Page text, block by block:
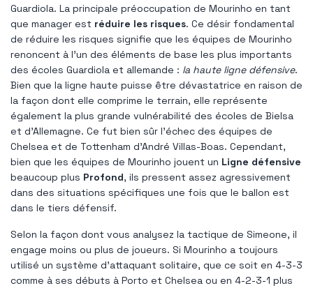
Guardiola. La principale préoccupation de Mourinho en tant
que manager est réduire les risques. Ce désir fondamental
de réduire les risques signifie que les équipes de Mourinho
renoncent à l'un des éléments de base les plus importants
des écoles Guardiola et allemande : la haute ligne défensive.
Bien que la ligne haute puisse être dévastatrice en raison de
la façon dont elle comprime le terrain, elle représente
également la plus grande vulnérabilité des écoles de Bielsa
et d'Allemagne. Ce fut bien sûr l'échec des équipes de
Chelsea et de Tottenham d'André Villas-Boas. Cependant,
bien que les équipes de Mourinho jouent un Ligne défensive
beaucoup plus Profond, ils pressent assez agressivement
dans des situations spécifiques une fois que le ballon est
dans le tiers défensif.
Selon la façon dont vous analysez la tactique de Simeone, il
engage moins ou plus de joueurs. Si Mourinho a toujours
utilisé un système d'attaquant solitaire, que ce soit en 4-3-3
comme à ses débuts à Porto et Chelsea ou en 4-2-3-1 plus